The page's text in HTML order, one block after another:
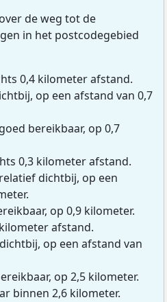
de weg tot de
in het postcodegebied
0,4 kilometer afstand.
op een afstand van 0,7
bereikbaar, op 0,7
0,3 kilometer afstand.
dichtbij, op een
op 0,9 kilometer.
afstand.
op een afstand van
op 2,5 kilometer.
binnen 2,6 kilometer.